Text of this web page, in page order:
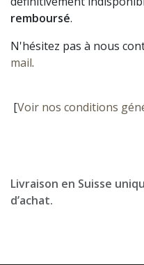
remboursé.
N'hésitez pas à nous
mail.
[Voir nos conditions
Livraison en Suisse
d’achat.